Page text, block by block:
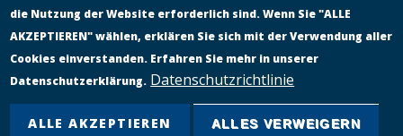
die Nutzung der Website erforderlich sind. Wenn Sie "ALLE
AKZEPTIEREN" wählen, erklären Sie sich mit der Verwendung aller
Cookies einverstanden. Erfahren Sie mehr in unserer
Datenschutzerklärung. Datenschutzrichtlinie
ALLE AKZEPTIEREN ALLES VERWEIGERN